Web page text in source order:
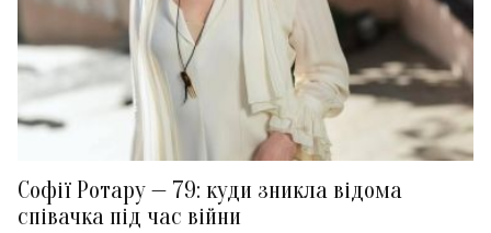
Софії Ротару — 79: куди зникла відома
співачка під час війни